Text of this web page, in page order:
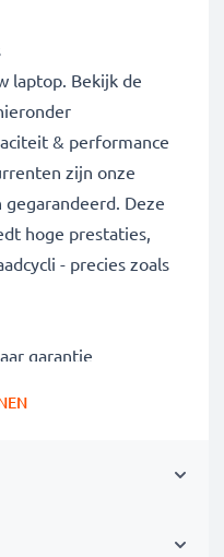
laptop. Bekijk de
& performance
zijn onze
gegarandeerd. Deze
hoge prestaties,
- precies zoals
garantie
Als
en